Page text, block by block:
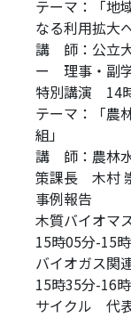
テーマ：「地
なる利用拡大
講 師：公立
ー 理事・副
特別講演 14
テーマ：「農
組」
講 師：農林
策課長 木村
事例報告
木質バイオマ
15時05分-15
バイオガス関
15時35分-16
サイクル 代